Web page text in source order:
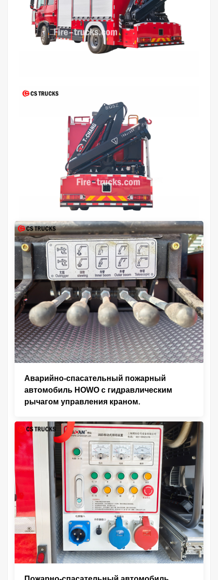
Аварийно-спасательный пожарный
автомобиль HOWO с гидравлическим
рычагом управления краном.